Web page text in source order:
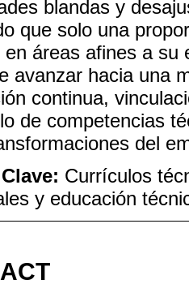
blandas y
que solo una
en áreas afines a su
avanzar hacia una
continua,
de competencias
del
Currículos
y educación